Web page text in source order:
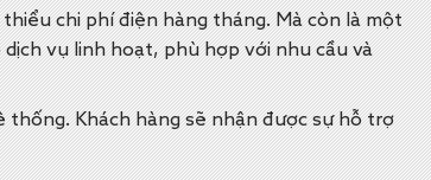
chi phí điện hàng tháng. Mà còn là một
vụ linh hoạt, phù hợp với nhu cầu và
Khách hàng sẽ nhận được sự hỗ trợ